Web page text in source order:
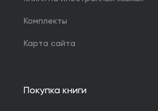
Комплекты
Карта сайта
Покупка книги